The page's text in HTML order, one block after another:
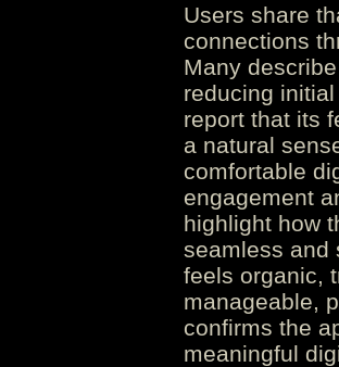
Users share
connections
Many
reducing
report that its
a natural
comfortable
engagement
highlight how
seamless and
feels organic,
manageable,
confirms the
meaningful